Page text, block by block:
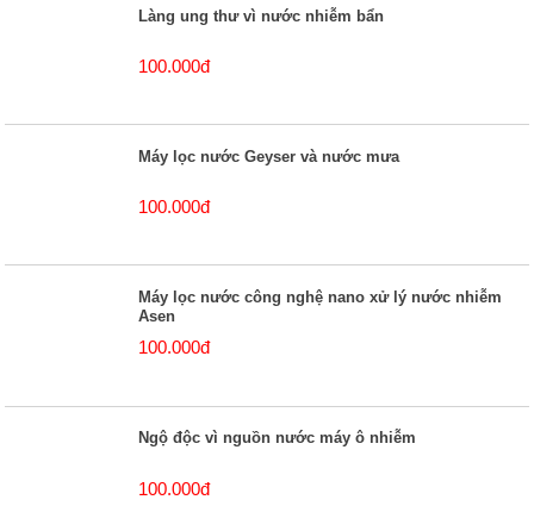
Làng ung thư vì nước nhiễm bẩn
100.000đ
Máy lọc nước Geyser và nước mưa
100.000đ
Máy lọc nước công nghệ nano xử lý nước nhiễm
Asen
100.000đ
Ngộ độc vì nguồn nước máy ô nhiễm
100.000đ